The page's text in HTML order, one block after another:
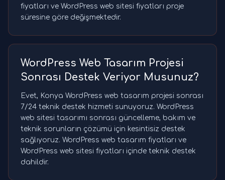
fiyatları ve WordPress web sitesi fiyatları proje
süresine göre değişmektedir.
WordPress Web Tasarım Projesi
Sonrası Destek Veriyor Musunuz?
Evet, Konya WordPress web tasarım projesi sonrası
7/24 teknik destek hizmeti sunuyoruz. WordPress
web sitesi tasarımı sonrası güncelleme, bakım ve
teknik sorunların çözümü için kesintisiz destek
sağlıyoruz. WordPress web tasarım fiyatları ve
WordPress web sitesi fiyatları içinde teknik destek
dahildir.